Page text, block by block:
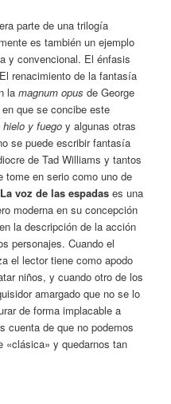
parte de una trilogía
es también un ejemplo
y convencional. El énfasis
renacimiento de la fantasía
lamagnum opus de George
que se concibe este
y fuego y algunas otras
se puede escribir fantasía
de Tad Williams y tantos
tome en serio como uno de
La voz de las espadas es una
moderna en su concepción
la descripción de la acción
personajes. Cuando el
el lector tiene como apodo
niños, y cuando otro de los
amargado que no se lo
de forma implacable a
cuenta de que no podemos
«clásica» y quedarnos tan